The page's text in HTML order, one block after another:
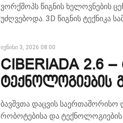
ვორქშოპს წიგნის ხელოვნების
უძღვებოდა. 3D წიგნის ტექნიკა
ივნისი 3, 2026 08:00
CIBERIADA 2.6
ტექნოლოგიების
ბავშვთა დაცვის
რობოტებისა და ტექნოლოგიების